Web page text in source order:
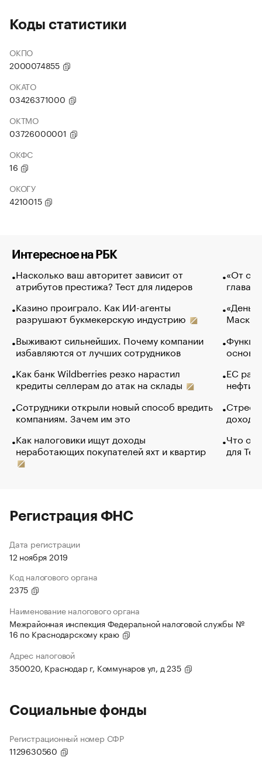
Коды статистики
ОКПО
2000074855
ОКАТО
03426371000
ОКТМО
03726000001
ОКФС
16
ОКОГУ
4210015
Интересное на РБК
Насколько ваш авторитет зависит от
атрибутов престижа? Тест для лидеров
Казино проиграло. Как ИИ-агенты
разрушают букмекерскую индустрию
Выживают сильнейших. Почему компании
избавляются от лучших сотрудников
Как банк Wildberries резко нарастил
кредиты селлерам до атак на склады
Сотрудники открыли новый способ вредить
компаниям. Зачем им это
Как налоговики ищут доходы
неработающих покупателей яхт и квартир
«От
глава
Маск в
основ
ЕС
нефти
Что
для
Регистрация ФНС
Дата регистрации
12 ноября 2019
Код налогового органа
2375
Наименование налогового органа
Межрайонная инспекция Федеральной налоговой службы №
16 по Краснодарскому краю
Адрес налоговой
350020, Краснодар г, Коммунаров ул, д 235
Социальные фонды
Регистрационный номер СФР
1129630560